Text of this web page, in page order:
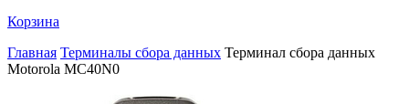
Корзина
Главная Терминалы сбора данных Терминал сбора данных
Motorola MC40N0